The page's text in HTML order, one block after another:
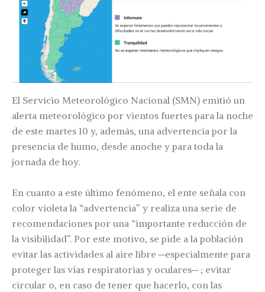
El Servicio Meteorológico Nacional (SMN) emitió un
alerta meteorológico por vientos fuertes para la noche
de este martes 10 y, además, una advertencia por la
presencia de humo, desde anoche y para toda la
jornada de hoy.
En cuanto a este último fenómeno, el ente señala con
color violeta la “advertencia” y realiza una serie de
recomendaciones por una “importante reducción de
la visibilidad”. Por este motivo, se pide a la población
evitar las actividades al aire libre ─especialmente para
proteger las vías respiratorias y oculares─ ; evitar
circular o, en caso de tener que hacerlo, con las